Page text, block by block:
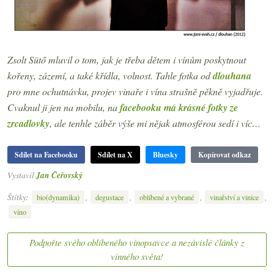
Zsolt Sütő mluvil o tom, jak je třeba dětem i vínům poskytnout
kořeny, zázemí, a také křídla, volnost. Tahle fotka oddlouhana
pro mne ochutnávku, projev vinaře i vína strašně pěkně vyjadřuje.
Cvaknul ji jen na mobilu, nafacebooku má krásné fotky ze
zrcadlovky, ale tenhle záběr výše mi nějak atmosférou sedí i víc…
Sdílet na Facebooku Sdílet na X Bluesky Kopírovat odkaz
Vystavil Jan Čeřovský
Štítky:
bio(dynamika) , degustace , oblíbené a vybrané , vinařství a vinice ,
víno
Podpořte svého oblíbeného vínopsavce a nezávislé články z
vinného světa!